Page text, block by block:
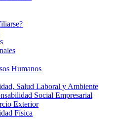
Humanos
Salud Laboral y Ambiente
Social Empresarial
Exterior
Física